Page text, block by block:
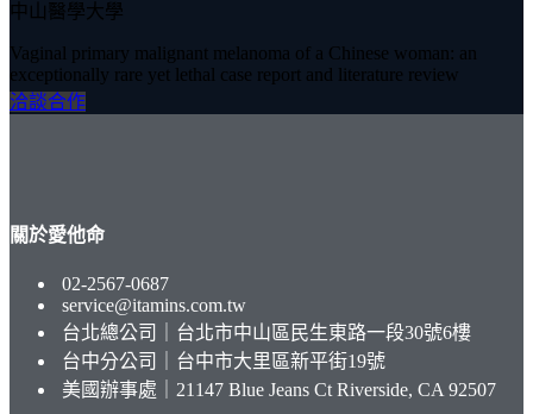
中山醫學大學
Vaginal primary malignant melanoma of a Chinese woman: an
exceptionally rare yet lethal case report and literature review
洽談合作
關於愛他命
02-2567-0687
service@itamins.com.tw
台北總公司｜台北市中山區民生東路一段30號6樓
台中分公司｜台中市大里區新平街19號
美國辦事處｜21147 Blue Jeans Ct Riverside, CA 92507